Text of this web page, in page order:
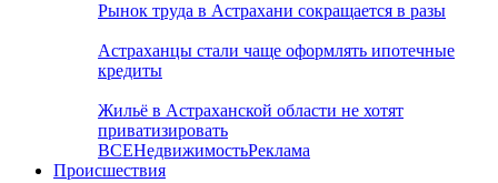
Рынок труда в Астрахани сокращается в разы
Астраханцы стали чаще оформлять ипотечные
кредиты
Жильё в Астраханской области не хотят
приватизировать
ВСЕНедвижимостьРеклама
Происшествия